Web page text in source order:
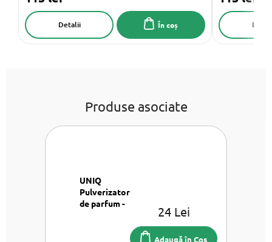
În coș
Detalii
Produse asociate
UNIQ
Pulverizator
de parfum -
24 Lei
Adaugă în Coş